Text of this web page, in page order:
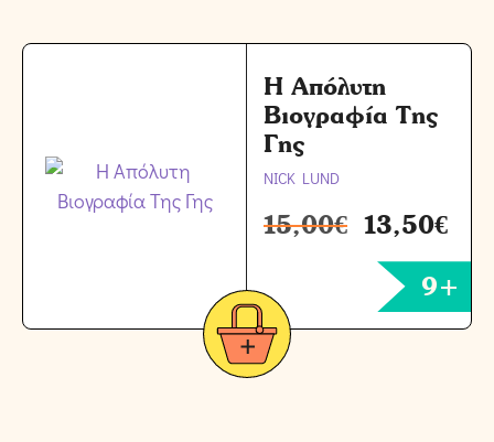
Η Απόλυτη
Βιογραφία Της
Γης
NICK LUND
15,00€ 13,50€
9+